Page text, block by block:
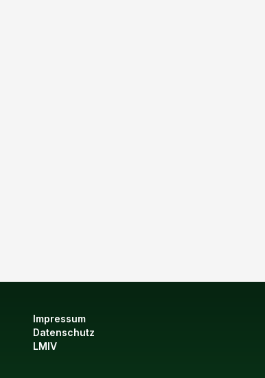
Impressum
Datenschutz
LMIV